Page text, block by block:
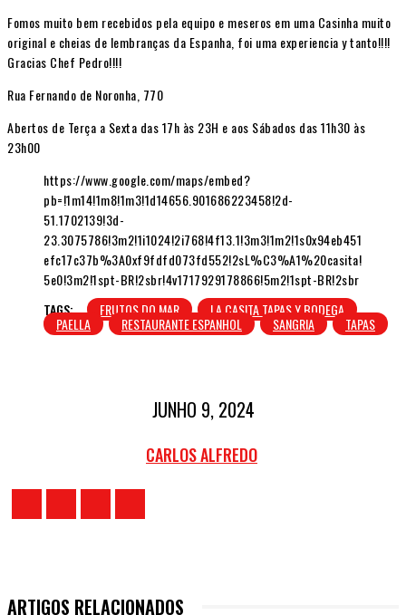
Fomos muito bem recebidos pela equipo e meseros em uma Casinha muito
original e cheias de lembranças da Espanha, foi uma experiencia y tanto!!!!
Gracias Chef Pedro!!!!
Rua Fernando de Noronha, 770
Abertos de Terça a Sexta das 17h às 23H e aos Sábados das 11h30 às
23h00
https://www.google.com/maps/embed?
pb=!1m14!1m8!1m3!1d14656.901686223458!2d-
51.1702139!3d-
23.3075786!3m2!1i1024!2i768!4f13.1!3m3!1m2!1s0x94eb451
efc17c37b%3A0xf9fdfd073fd552!2sL%C3%A1%20casita!
5e0!3m2!1spt-BR!2sbr!4v1717929178866!5m2!1spt-BR!2sbr
TAGS:
FRUTOS DO MAR LA CASITA TAPAS Y BODEGA
PAELLA RESTAURANTE ESPANHOL SANGRIA TAPAS
JUNHO 9, 2024
CARLOS ALFREDO
ARTIGOS RELACIONADOS